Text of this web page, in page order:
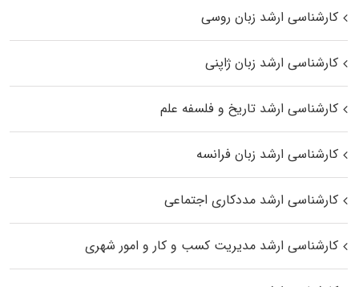
کارشناسی ارشد زبان روسی
کارشناسی ارشد زبان ژاپنی
کارشناسی ارشد تاریخ و فلسفه علم
کارشناسی ارشد زبان فرانسه
کارشناسی ارشد مددکاری اجتماعی
کارشناسی ارشد مدیریت کسب و کار و امور شهری